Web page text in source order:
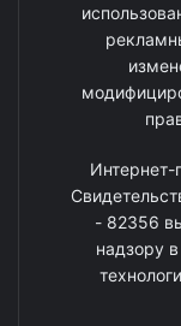
Интернет-
- 82356
надзору